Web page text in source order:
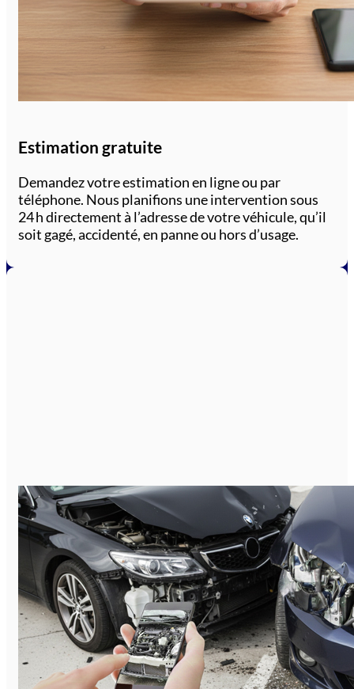
Estimation gratuite
Demandez votre estimation en ligne ou par
téléphone. Nous planifions une intervention sous
24 h directement à l’adresse de votre véhicule, qu’il
soit gagé, accidenté, en panne ou hors d’usage.